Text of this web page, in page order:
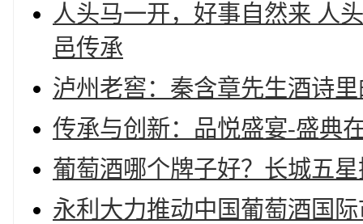
人头马一开，好事自然来 人
邑传承
泸州老窖：秦含章先生酒诗
传承与创新：品悦盛宴-盛典
葡萄酒哪个牌子好？长城五
永利大力推动中国葡萄酒国